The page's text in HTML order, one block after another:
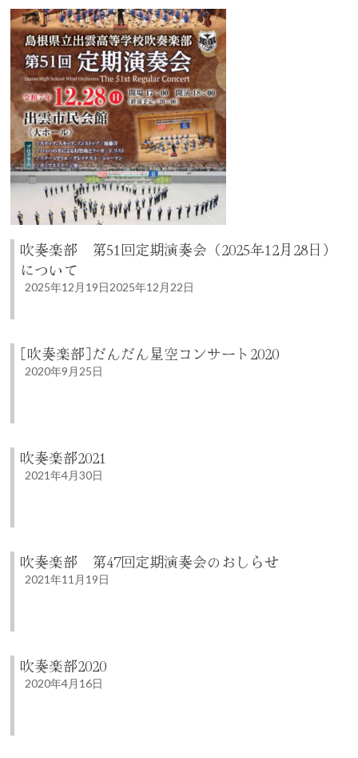
吹奏楽部 第51回定期演奏会（2025年12月28日）
について
2025年12月19日2025年12月22日
［吹奏楽部］だんだん星空コンサート2020
2020年9月25日
吹奏楽部2021
2021年4月30日
吹奏楽部 第47回定期演奏会のおしらせ
2021年11月19日
吹奏楽部2020
2020年4月16日